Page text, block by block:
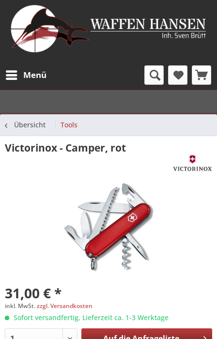
Menü
Übersicht Tools
Victorinox - Camper, rot
31,00 € *
inkl. MwSt.zzgl. Versandkosten
Sofort versandfertig, Lieferzeit ca. 1-3 Werktage